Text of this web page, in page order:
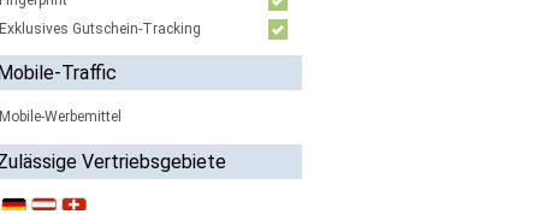
Gutschein-Tracking
Traffic
Werbemittel
Vertriebsgebiete